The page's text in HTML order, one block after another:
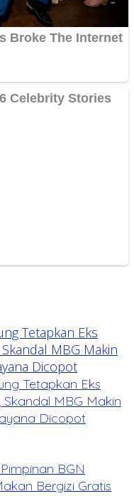
Tetapkan Eks
Skandal MBG Makin
Dicopot
BGN
Bergizi Gratis